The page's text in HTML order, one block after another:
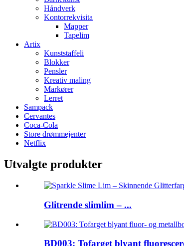
Håndverk
Kontorrekvisita
Mapper
Tapelim
Artix
Kunststaffeli
Blokker
Pensler
Kreativ maling
Markører
Lerret
Sampack
Cervantes
Coca-Cola
Store drømmejenter
Netflix
Utvalgte produkter
Glitrende slimlim – ...
BD003: Tofarget blyant